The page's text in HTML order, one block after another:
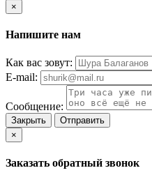
×
Напишите нам
Как вас зовут:
E-mail:
Сообщение:
Закрыть
Отправить
×
Заказать обратный звонок